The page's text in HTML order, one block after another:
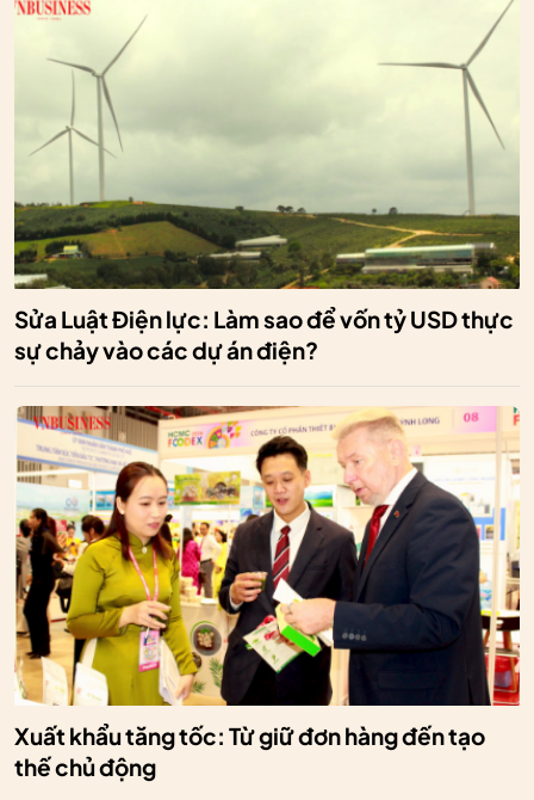
Sửa Luật Điện lực: Làm sao để vốn tỷ USD thực
sự chảy vào các dự án điện?
Xuất khẩu tăng tốc: Từ giữ đơn hàng đến tạo
thế chủ động